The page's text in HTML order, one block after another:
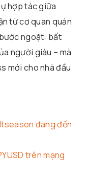
hợp tác giữa
từ cơ quan quản
ngoặt: bất
người giàu – mà
mới cho nhà đầu
đang đến
trên mạng